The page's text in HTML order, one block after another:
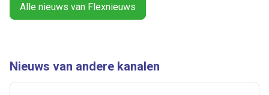
Alle nieuws van Flexnieuws
Nieuws van andere kanalen
Bureau Cicero